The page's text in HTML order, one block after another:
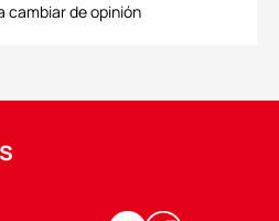
cambiar de opinión